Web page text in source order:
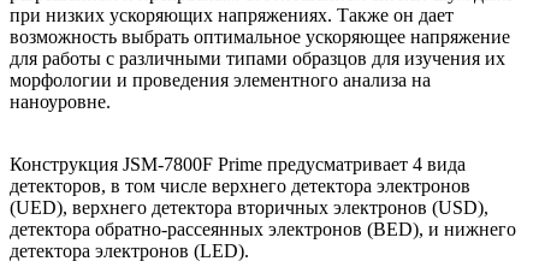
при низких ускоряющих напряжениях. Также он дает
возможность выбрать оптимальное ускоряющее напряжение
для работы с различными типами образцов для изучения их
морфологии и проведения элементного анализа на
наноуровне.
Конструкция JSM-7800F Prime предусматривает 4 вида
детекторов, в том числе верхнего детектора электронов
(UED), верхнего детектора вторичных электронов (USD),
детектора обратно-рассеянных электронов (BED), и нижнего
детектора электронов (LED).